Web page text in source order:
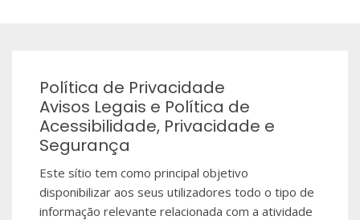
Política de Privacidade
Avisos Legais e Política de
Acessibilidade, Privacidade e
Segurança
Este sítio tem como principal objetivo
disponibilizar aos seus utilizadores todo o tipo de
informação relevante relacionada com a atividade